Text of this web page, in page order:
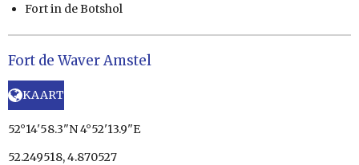
Fort in de Botshol
Fort de Waver Amstel
KAART
52°14'58.3"N 4°52'13.9"E
52.249518, 4.870527